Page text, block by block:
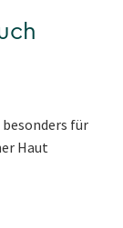
für
Haut